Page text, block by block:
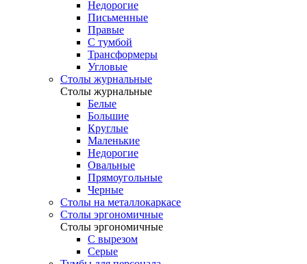
Недорогие
Письменные
Правые
С тумбой
Трансформеры
Угловые
Столы журнальные
Столы журнальные
Белые
Большие
Круглые
Маленькие
Недорогие
Овальные
Прямоугольные
Черные
Столы на металлокаркасе
Столы эргономичные
Столы эргономичные
С вырезом
Серые